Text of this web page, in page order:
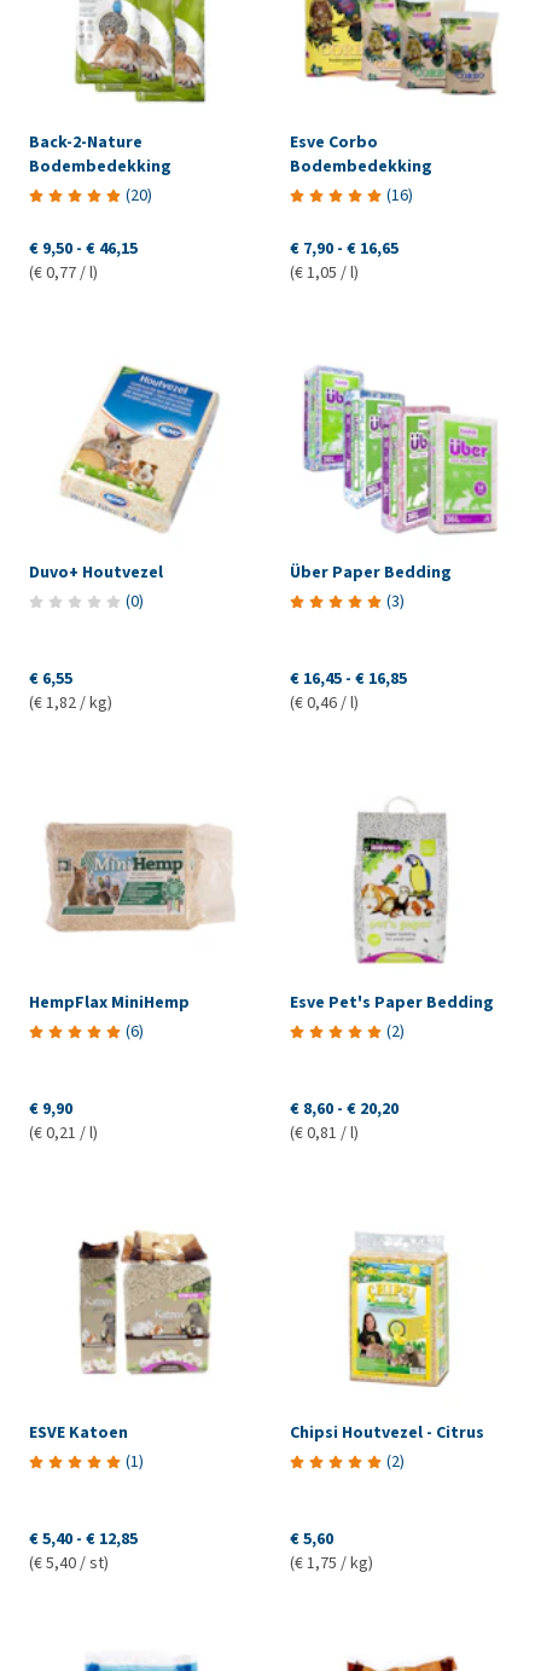
Back-2-Nature
Bodembedekking
(20)
€ 9,50 - € 46,15
(€ 0,77 / l)
Esve Corbo
Bodembedekking
(16)
€ 7,90 - € 16,65
(€ 1,05 / l)
Duvo+ Houtvezel
(0)
€ 6,55
(€ 1,82 / kg)
Über Paper Bedding
(3)
€ 16,45 - € 16,85
(€ 0,46 / l)
HempFlax MiniHemp
(6)
€ 9,90
(€ 0,21 / l)
Esve Pet's Paper Bedding
(2)
€ 8,60 - € 20,20
(€ 0,81 / l)
ESVE Katoen
(1)
€ 5,40 - € 12,85
(€ 5,40 / st)
Chipsi Houtvezel - Citrus
(2)
€ 5,60
(€ 1,75 / kg)